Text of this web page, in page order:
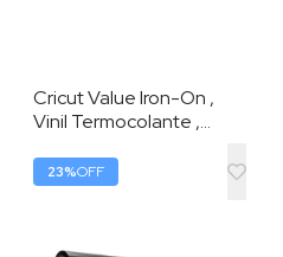
Cricut Value Iron-On ,
Vinil Termocolante ,
HTV (Vinil de
Transferência por Calor)
23%OFF